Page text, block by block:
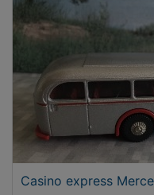
Casino express